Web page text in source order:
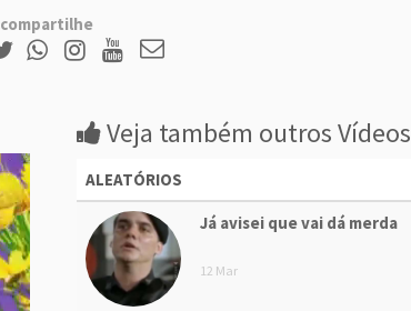
compartilhe
Veja também outros Vídeos
ALEATÓRIOS
Já avisei que vai dá merda
12 Mar